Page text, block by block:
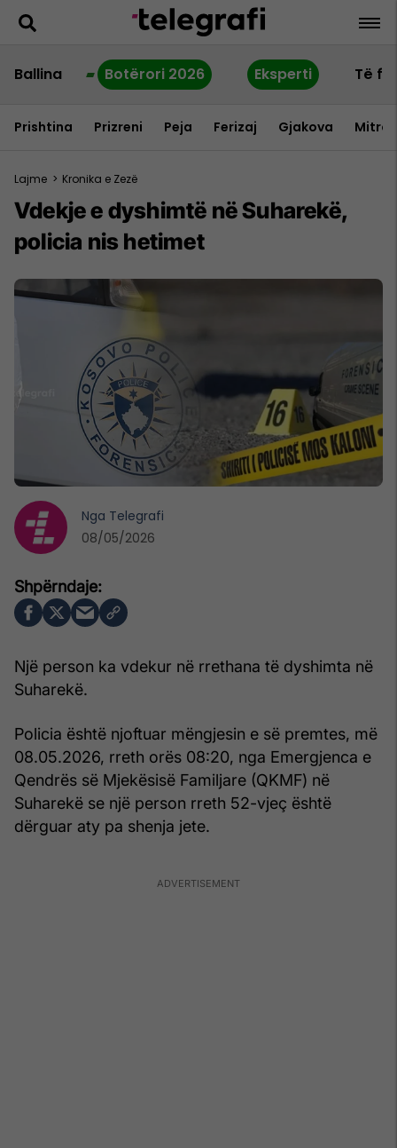
Ballina Botërori 2026 Eksperti Të
Prishtina Prizreni Peja Ferizaj Gjakova
Lajme > Kronika e Zezë
Vdekje e dyshimtë në Suharekë,
policia nis hetimet
Një person ka vdekur në rrethana të dyshimta në
Suharekë.
Policia është njoftuar mëngjesin e së premtes, më
08.05.2026, rreth orës 08:20, nga Emergjenca e
Qendrës së Mjekësisë Familjare (QKMF) në
Suharekë se një person rreth 52-vjeç është
dërguar aty pa shenja jete.
Nga Telegrafi
08/05/2026